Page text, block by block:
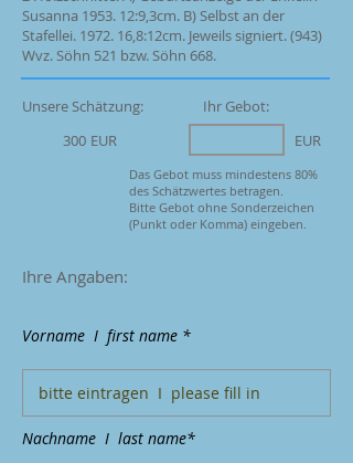
Susanna 1953. 12:9,3cm. B) Selbst an der
Stafellei. 1972. 16,8:12cm. Jeweils signiert. (943)
Wvz. Söhn 521 bzw. Söhn 668.
Unsere Schätzung:
300 EUR
Ihr Gebot:
EUR
Das Gebot muss mindestens 80%
des Schätzwertes betragen.
Bitte Gebot ohne Sonderzeichen
(Punkt oder Komma) eingeben.
Ihre Angaben:
Vorname I first name *
Nachname I last name*